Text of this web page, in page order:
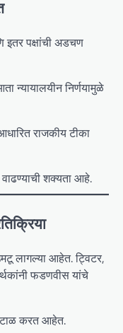
इतर पक्षांची अडचण
न्यायालयीन निर्णयामुळे
राजकीय टीका
शक्यता आहे.
लागल्या आहेत. ट्विटर,
फडणवीस यांचे
करत आहेत.